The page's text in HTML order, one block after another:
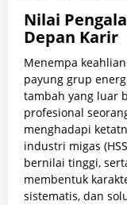
Nilai
Depan Karir
Menempa
payung grup
tambah yang luar
profesional
menghadapi
industri migas
bernilai tinggi,
membentuk
sistematis, dan